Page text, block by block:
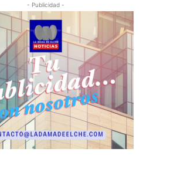
- Publicidad -